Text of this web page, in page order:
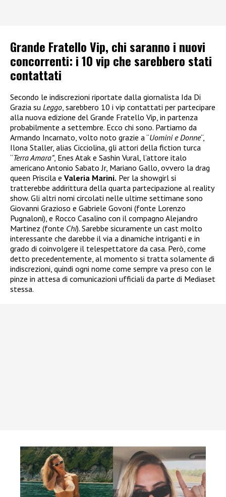
Grande Fratello Vip, chi saranno i nuovi
concorrenti: i 10 vip che sarebbero stati
contattati
Secondo le indiscrezioni riportate dalla giornalista Ida Di
Grazia su Leggo , sarebbero 10 i vip contattati per partecipare
alla nuova edizione del Grande Fratello Vip, in partenza
probabilmente a settembre. Ecco chi sono. Partiamo da
Armando Incarnato, volto noto grazie a “Uomini e Donne“,
Ilona Staller, alias Cicciolina, gli attori della fiction turca
“Terra Amara”, Enes Atak e Sashin Vural, l’attore italo
americano Antonio Sabato Jr, Mariano Gallo, ovvero la drag
queen Priscila e Valeria Marini. Per la showgirl si
tratterebbe addirittura della quarta partecipazione al reality
show. Gli altri nomi circolati nelle ultime settimane sono
Giovanni Grazioso e Gabriele Govoni (fonte Lorenzo
Pugnaloni), e Rocco Casalino con il compagno Alejandro
Martinez (fonte Chi). Sarebbe sicuramente un cast molto
interessante che darebbe il via a dinamiche intriganti e in
grado di coinvolgere il telespettatore da casa. Però, come
detto precedentemente, al momento si tratta solamente di
indiscrezioni, quindi ogni nome come sempre va preso con le
pinze in attesa di comunicazioni ufficiali da parte di Mediaset
stessa.